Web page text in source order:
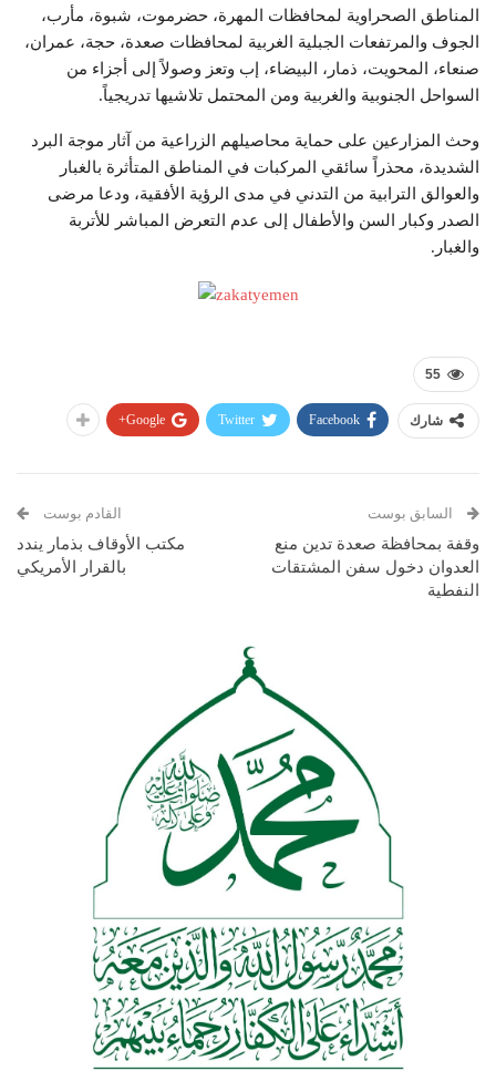
المناطق الصحراوية لمحافظات المهرة، حضرموت، شبوة، مأرب،
الجوف والمرتفعات الجبلية الغربية لمحافظات صعدة، حجة، عمران،
صنعاء، المحويت، ذمار، البيضاء، إب وتعز وصولاً إلى أجزاء من
السواحل الجنوبية والغربية ومن المحتمل تلاشيها تدريجياً.
وحث المزارعين على حماية محاصيلهم الزراعية من آثار موجة البرد
الشديدة، محذراً سائقي المركبات في المناطق المتأثرة بالغبار
والعوالق الترابية من التدني في مدى الرؤية الأفقية، ودعا مرضى
الصدر وكبار السن والأطفال إلى عدم التعرض المباشر للأتربة
والغبار.
55
شارك Facebook
Twitter
Google+
السابق بوست
وقفة بمحافظة صعدة تدين منع
العدوان دخول سفن المشتقات
النفطية
القادم بوست
مكتب الأوقاف بذمار يندد
بالقرار الأمريكي